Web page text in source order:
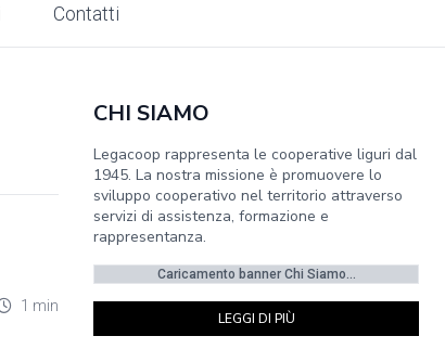
Contatti
1 min
CHI SIAMO
Legacoop rappresenta le cooperative liguri dal
1945. La nostra missione è promuovere lo
sviluppo cooperativo nel territorio attraverso
servizi di assistenza, formazione e
rappresentanza.
Caricamento banner Chi Siamo...
LEGGI DI PIÙ